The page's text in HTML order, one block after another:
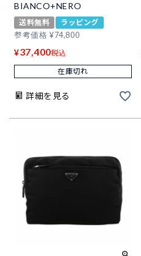
BIANCO+NERO
送料無料
ラッピング
参考価格 ¥74,800
¥37,400税込
在庫切れ
詳細を見る